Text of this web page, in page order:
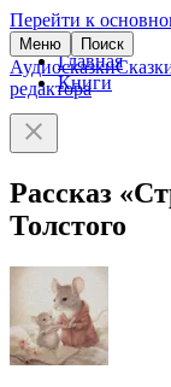
Перейти к
Меню Поиск
Аудиосказки
редактора
Главная
Книги
Рассказ
Толстого